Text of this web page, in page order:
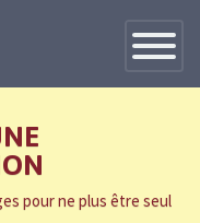
Toggle
pour ne plus être seul